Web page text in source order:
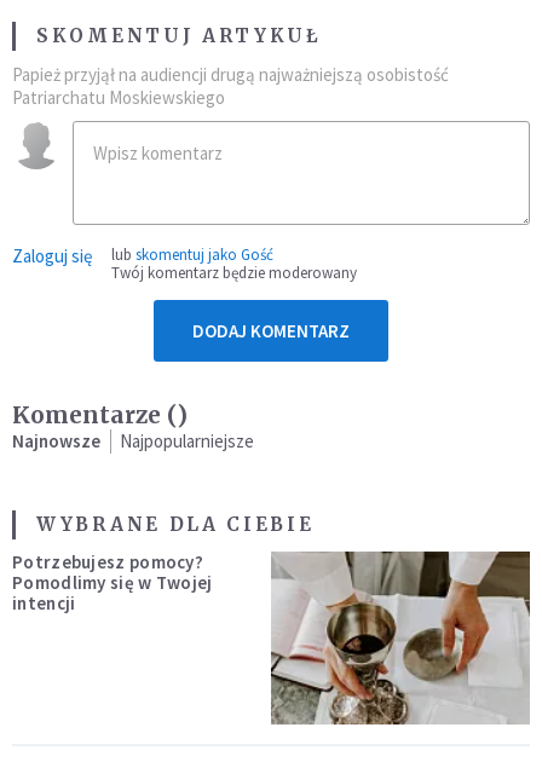
SKOMENTUJ ARTYKUŁ
Papież przyjął na audiencji drugą najważniejszą osobistość
Patriarchatu Moskiewskiego
Zaloguj się lub skomentuj jako Gość
Twój komentarz będzie moderowany
DODAJ KOMENTARZ
Komentarze ()
Najnowsze Najpopularniejsze
WYBRANE DLA CIEBIE
Potrzebujesz pomocy?
Pomodlimy się w Twojej
intencji